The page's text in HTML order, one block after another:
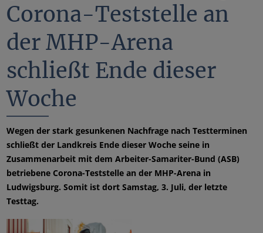
Corona-Teststelle an
der MHP-Arena
schließt Ende dieser
Woche
Wegen der stark gesunkenen Nachfrage nach Testterminen
schließt der Landkreis Ende dieser Woche seine in
Zusammenarbeit mit dem Arbeiter-Samariter-Bund (ASB)
betriebene Corona-Teststelle an der MHP-Arena in
Ludwigsburg. Somit ist dort Samstag, 3. Juli, der letzte
Testtag.